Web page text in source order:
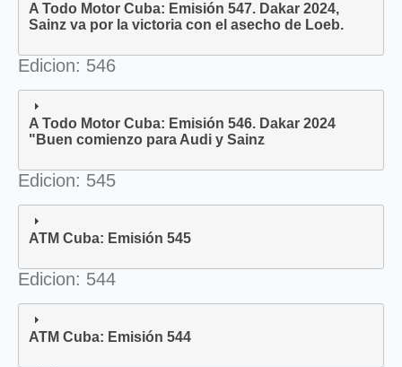
A Todo Motor Cuba: Emisión 547. Dakar 2024,
Sainz va por la victoria con el asecho de Loeb.
Edicion: 546
A Todo Motor Cuba: Emisión 546. Dakar 2024
"Buen comienzo para Audi y Sainz
Edicion: 545
ATM Cuba: Emisión 545
Edicion: 544
ATM Cuba: Emisión 544